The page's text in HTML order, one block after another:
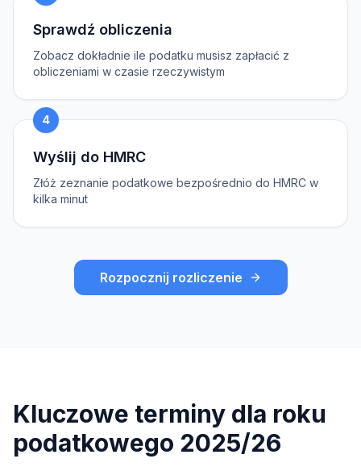
Sprawdź obliczenia
Zobacz dokładnie ile podatku musisz zapłacić z
obliczeniami w czasie rzeczywistym
4
Wyślij do HMRC
Złóż zeznanie podatkowe bezpośrednio do HMRC w
kilka minut
Rozpocznij rozliczenie
Kluczowe terminy dla roku
podatkowego 2025/26